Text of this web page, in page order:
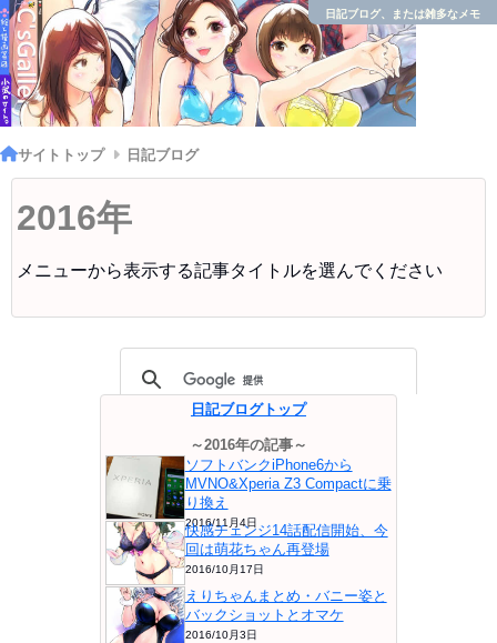
日記ブログ、または雑多なメモ
サイトトップ 日記ブログ
2016年
メニューから表示する記事タイトルを選んでください
日記ブログトップ
～2016年の記事～
ソフトバンクiPhone6から
MVNO&Xperia Z3 Compactに乗
り換え
2016/11月4日
快感チェンジ14話配信開始、今
回は萌花ちゃん再登場
2016/10月17日
えりちゃんまとめ・バニー姿と
バックショットとオマケ
2016/10月3日